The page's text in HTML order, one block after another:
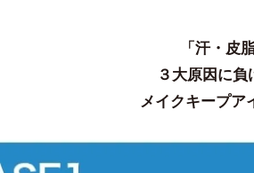
「汗・皮
３大原因に負
メイクキープア